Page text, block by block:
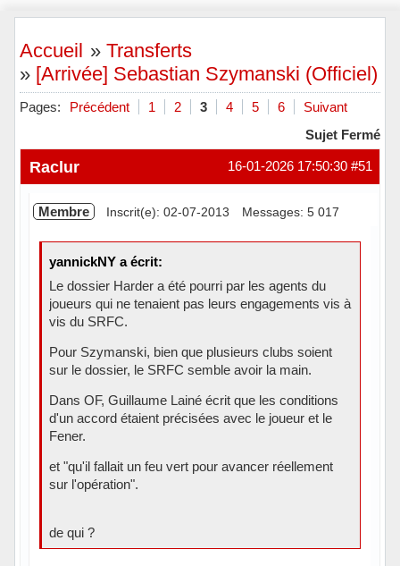
Accueil »Transferts
» [Arrivée] Sebastian Szymanski (Officiel)
Pages: Précédent 1 2 3 4 5 6
Suivant
Sujet Fermé
#51
16-01-2026 17:50:30
Raclur
Membre Inscrit(e): 02-07-2013 Messages: 5 017
yannickNY a écrit:
Le dossier Harder a été pourri par les agents du
joueurs qui ne tenaient pas leurs engagements vis à
vis du SRFC.
Pour Szymanski, bien que plusieurs clubs soient
sur le dossier, le SRFC semble avoir la main.
Dans OF, Guillaume Lainé écrit que les conditions
d'un accord étaient précisées avec le joueur et le
Fener.
et "qu'il fallait un feu vert pour avancer réellement
sur l'opération".
de qui ?